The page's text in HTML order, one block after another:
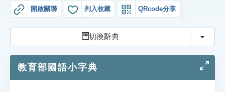
貓頭鷹博士
開啟關聯 列入收藏 QRcode分享
切換辭典 切換
教育部國語小字典